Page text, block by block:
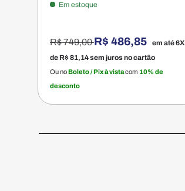
Em estoque
Preço normal
R$ 749,00R$ 486,85
em até 6X
de R$ 81,14sem juros no cartão
Ou noBoleto / Pix à vistacom 10% de
desconto